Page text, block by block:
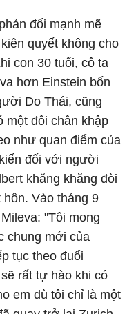
đối mạnh mẽ
quyết không cho
con 30 tuổi, cô ta
hơn Einstein bốn
Do Thái, cũng
một đôi chân khập
như quan điểm của
đối với người
khăng khăng đòi
Vào tháng 9
"Tôi mong
chung mới của
tục theo đuổi
rất tự hào khi có
em dù tôi chỉ là một